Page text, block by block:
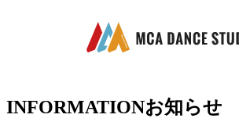
INFORMATIONお知らせ